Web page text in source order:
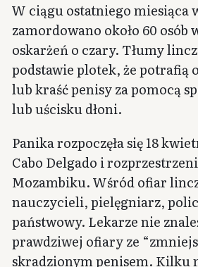
W ciągu ostatniego miesiąca
zamordowano około 60 osób
oskarżeń o czary. Tłumy
podstawie plotek, że potrafią
lub kraść penisy za pomocą
lub uścisku dłoni.
Panika rozpoczęła się 18
Cabo Delgado i
Mozambiku. Wśród ofiar
nauczycieli, pielęgniarz,
państwowy. Lekarze nie
prawdziwej ofiary ze
skradzionym penisem. Kilku